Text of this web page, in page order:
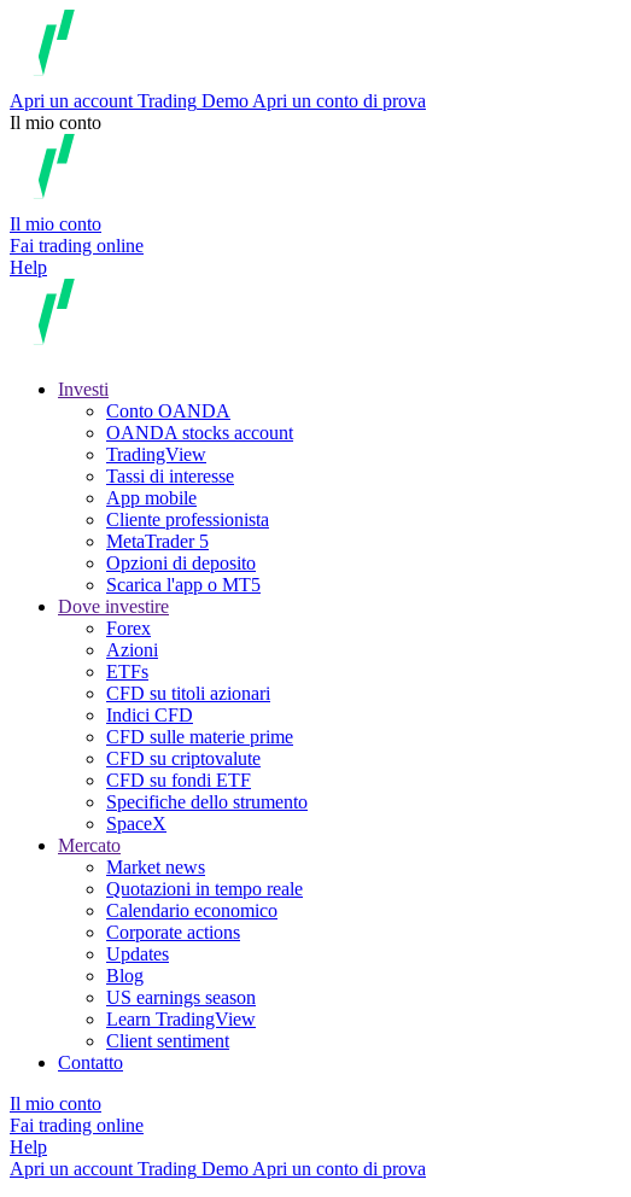
Apri un account Trading Demo Apri un conto di prova
Il mio conto
Il mio conto
Fai trading online
Help
Investi
Conto OANDA
OANDA stocks account
TradingView
Tassi di interesse
App mobile
Cliente professionista
MetaTrader 5
Opzioni di deposito
Scarica l'app o MT5
Dove investire
Forex
Azioni
ETFs
CFD su titoli azionari
Indici CFD
CFD sulle materie prime
CFD su criptovalute
CFD su fondi ETF
Specifiche dello strumento
SpaceX
Mercato
Market news
Quotazioni in tempo reale
Calendario economico
Corporate actions
Updates
Blog
US earnings season
Learn TradingView
Client sentiment
Contatto
Il mio conto
Fai trading online
Help
Apri un account Trading Demo Apri un conto di prova